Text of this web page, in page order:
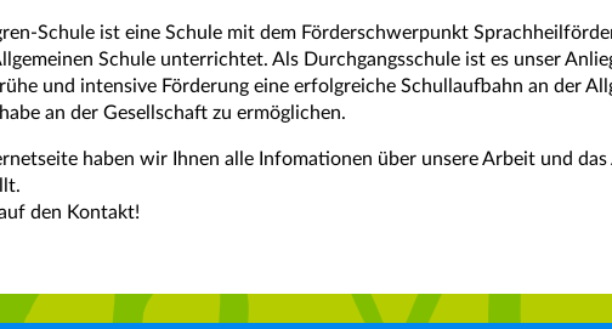
Schule ist eine Schule mit dem Förderschwerpunkt
Schule unterrichtet. Als Durchgangsschule ist es unser
und intensive Förderung eine erfolgreiche Schullaufbahn an der
an der Gesellschaft zu ermöglichen.
haben wir Ihnen alle Infomationen über unsere Arbeit und das
den Kontakt!